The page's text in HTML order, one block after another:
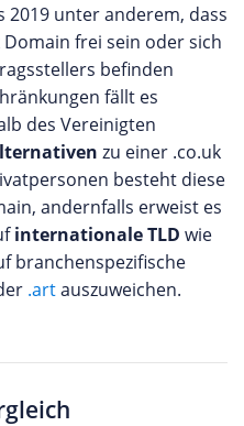
unter anderem, dass
frei sein oder sich
befinden
fällt es
des Vereinigten
zu einer .co.uk
besteht diese
andernfalls erweist es
internationale TLD wie
branchenspezifische
.artauszuweichen.